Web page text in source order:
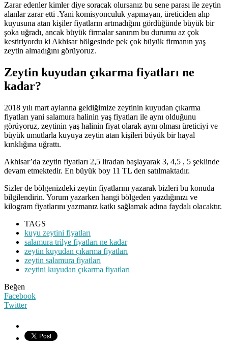
Zarar edenler kimler diye soracak olursanız bu sene parası ile zeytin
alanlar zarar etti .Yani komisyonculuk yapmayan, üreticiden alıp
kuyusuna atan kişiler fiyatların artmadığını gördüğünde büyük bir
şoka uğradı, ancak büyük firmalar sanırım bu durumu az çok
kestiriyordu ki Akhisar bölgesinde pek çok büyük firmanın yaş
zeytin almadığını görüyoruz.
Zeytin kuyudan çıkarma fiyatları ne
kadar?
2018 yılı mart aylarına geldiğimize zeytinin kuyudan çıkarma
fiyatları yani salamura halinin yaş fiyatları ile aynı olduğunu
görüyoruz, zeytinin yaş halinin fiyat olarak aynı olması üreticiyi ve
büyük umutlarla kuyuya zeytin atan kişileri büyük bir hayal
kırıklığına uğrattı.
Akhisar’da zeytin fiyatları 2,5 liradan başlayarak 3, 4,5 , 5 şeklinde
devam etmektedir. En büyük boy 11 TL den satılmaktadır.
Sizler de bölgenizdeki zeytin fiyatlarını yazarak bizleri bu konuda
bilgilendirin. Yorum yazarken hangi bölgeden yazdığınızı ve
kilogram fiyatlarını yazmanız katkı sağlamak adına faydalı olacaktır.
TAGS
kuyu zeytini fiyatları
salamura trilye fiyatları ne kadar
zeytin kuyudan çıkarma fiyatları
zeytin salamura fiyatları
zeytini kuyudan çıkarma fiyatları
Beğen
Facebook
Twitter